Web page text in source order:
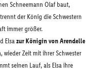
Schneemann Olaf baut,
der König die Schwestern
immer größer.
Elsazur Königin von Arendelle
wieder Zeit mit ihrer Schwester
seinen Lauf, als Elsa ihre